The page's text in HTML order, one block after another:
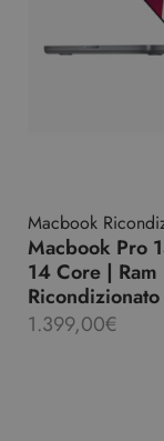
Macbook
Macbook Pro
14 Core |
Ricondizionato
1.399,00€